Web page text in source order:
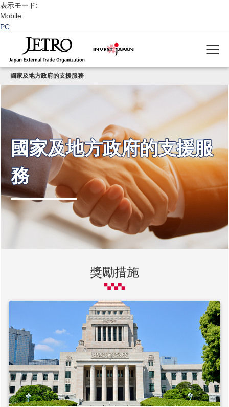
表示モード:
Mobile
PC
國家及地方政府的支援服務
國家及地方政府的支援服
務
獎勵措施